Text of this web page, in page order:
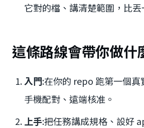
它對的檔、講清楚範圍，比丟
這條路線會帶你做什
入門:在你的 repo 跑第一個真
手機配對、遠端核准。
上手:把任務講成規格、設好